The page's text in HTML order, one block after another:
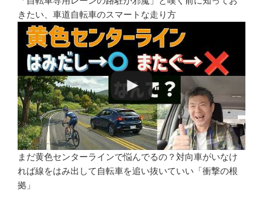
きたい、車道自転車のスマートな走り方
まだ黄色センターラインで悩んでるの？対向車がいなけ
れば線をはみ出して自転車を追い抜いていい「衝撃の根
拠」